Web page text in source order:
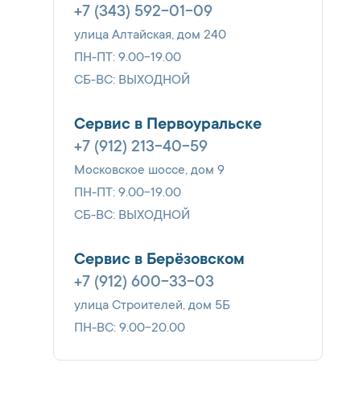
+7 (343) 592-01-09
улица Алтайская, дом 240
ПН-ПТ: 9.00-19.00
СБ-ВС: ВЫХОДНОЙ
Сервис в Первоуральске
+7 (912) 213-40-59
Московское шоссе, дом 9
ПН-ПТ: 9.00-19.00
СБ-ВС: ВЫХОДНОЙ
Сервис в Берёзовском
+7 (912) 600-33-03
улица Строителей, дом 5Б
ПН-ВС: 9.00-20.00